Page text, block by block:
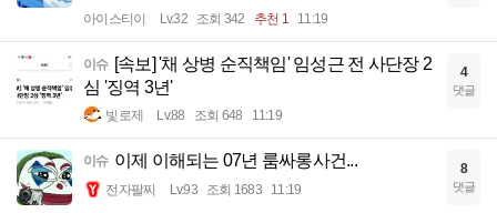
아이스티이 Lv.32 조회 342 추천 1 11:19
이슈 [속보] '채 상병 순직책임' 임성근 전 사단장 2
심 '징역 3년'
빛로제 Lv.88 조회 648 11:19
4
댓글
이슈 이제 이해되는 07년 룸싸롱사건...
전자팔찌 Lv.93 조회 1683 11:19
8
댓글